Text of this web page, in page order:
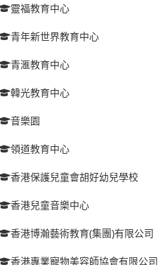
靈福教育中心
青年新世界教育中心
青滙教育中心
韓光教育中心
音樂園
領道教育中心
香港保護兒童會胡好幼兒學校
香港兒童音樂中心
香港博瀚藝術教育(集團)有限公司
香港專業寵物美容師協會有限公司